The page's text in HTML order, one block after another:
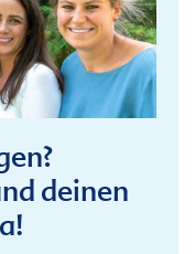
deinen